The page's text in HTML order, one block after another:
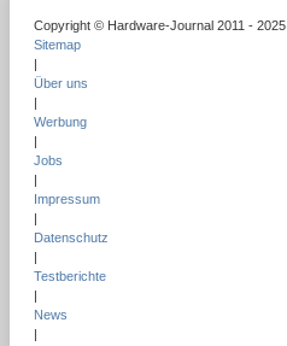
Copyright © Hardware-Journal 2011 - 2025
Sitemap
|
Über uns
|
Werbung
|
Jobs
|
Impressum
|
Datenschutz
|
Testberichte
|
News
|